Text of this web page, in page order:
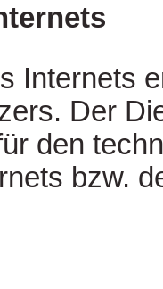
Internets
Der
den
bzw.